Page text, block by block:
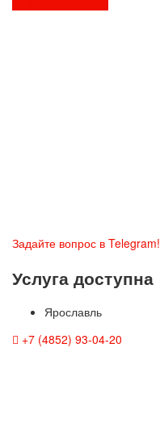
Задайте вопрос в Telegram!
Услуга доступна
Ярославль
+7 (4852) 93-04-20